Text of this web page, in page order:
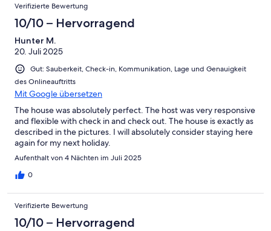
Verifizierte Bewertung
10/10 – Hervorragend
Hunter M.
20. Juli 2025
Gut: Sauberkeit, Check-in, Kommunikation, Lage und Genauigkeit
des Onlineauftritts
Mit Google übersetzen
The house was absolutely perfect. The host was very responsive
and flexible with check in and check out. The house is exactly as
described in the pictures. I will absolutely consider staying here
again for my next holiday.
Aufenthalt von 4 Nächten im Juli 2025
0
Verifizierte Bewertung
10/10 – Hervorragend